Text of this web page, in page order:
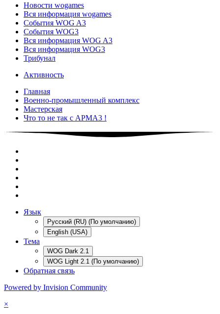
Новости wogames
Вся информация wogames
События WOG A3
События WOG3
Вся информация WOG A3
Вся информация WOG3
Трибунал
Активность
Главная
Военно-промышленный комплекс
Мастерская
Что то не так с АРМА3 !
Язык
Русский (RU) (По умолчанию)
English (USA)
Тема
WOG Dark 2.1
WOG Light 2.1 (По умолчанию)
Обратная связь
Powered by Invision Community
×